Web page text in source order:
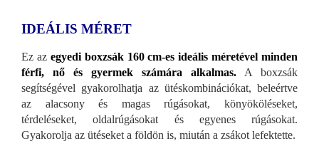
IDEÁLIS MÉRET
Ez az egyedi boxzsák 160 cm-es ideális méretével minden
férfi, nő és gyermek számára alkalmas. A boxzsák
segítségével gyakorolhatja az ütéskombinációkat, beleértve
az alacsony és magas rúgásokat, könyököléseket,
térdeléseket, oldalrúgásokat és egyenes rúgásokat.
Gyakorolja az ütéseket a földön is, miután a zsákot lefektette.